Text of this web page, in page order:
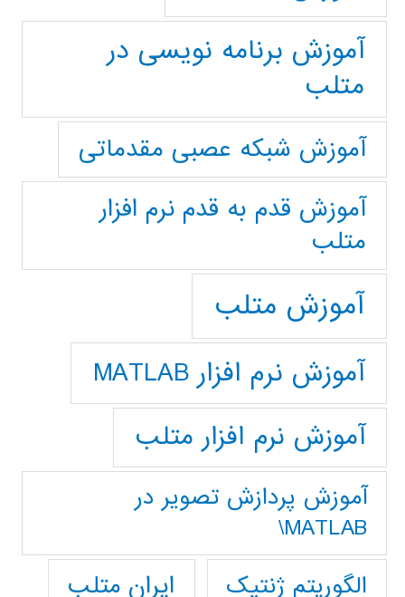
آموزش برنامه نویسی در
متلب
آموزش شبکه عصبی مقدماتی
آموزش قدم به قدم نرم افزار
متلب
آموزش متلب
آموزش نرم افزار MATLAB
آموزش نرم افزار متلب
آموزش پردازش تصوير در
MATLAB\
الگوریتم ژنتیک
ایران متلب